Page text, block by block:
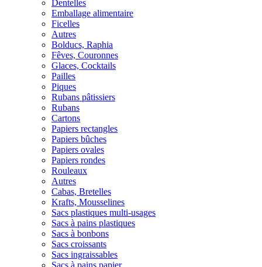
Dentelles
Emballage alimentaire
Ficelles
Autres
Bolducs, Raphia
Fêves, Couronnes
Glaces, Cocktails
Pailles
Piques
Rubans pâtissiers
Rubans
Cartons
Papiers rectangles
Papiers bûches
Papiers ovales
Papiers rondes
Rouleaux
Autres
Cabas, Bretelles
Krafts, Mousselines
Sacs plastiques multi-usages
Sacs à pains plastiques
Sacs à bonbons
Sacs croissants
Sacs ingraissables
Sacs à pains papier